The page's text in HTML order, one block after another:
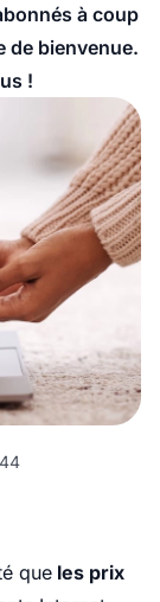
à coup
de bienvenue.
!
que les prix